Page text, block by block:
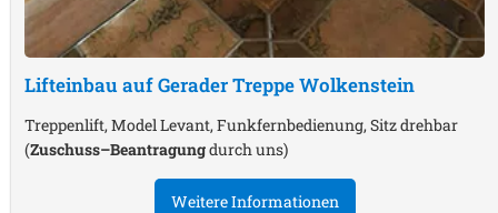
Lifteinbau auf Gerader TreppeWolkenstein
Treppenlift, Model Levant, Funkfernbedienung, Sitz drehbar
(Zuschuss–Beantragungdurch uns)
Weitere Informationen